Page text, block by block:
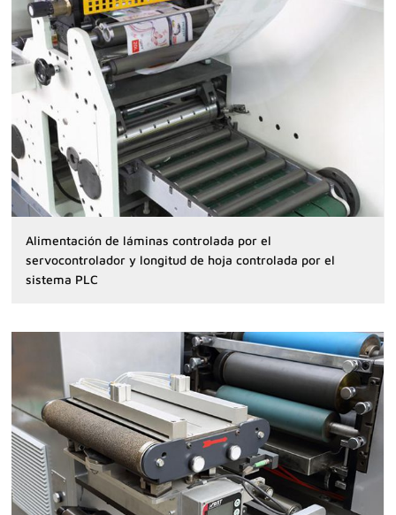
Alimentación de láminas controlada por el
servocontrolador y longitud de hoja controlada por el
sistema PLC